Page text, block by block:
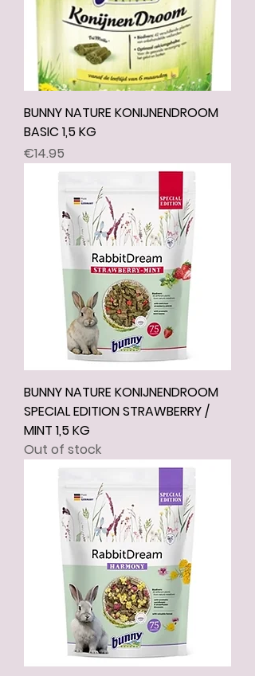
BUNNY NATURE KONIJNENDROOM
BASIC 1,5 KG
Price
€14.95
BUNNY NATURE KONIJNENDROOM
SPECIAL EDITION STRAWBERRY /
MINT 1,5 KG
Out of stock